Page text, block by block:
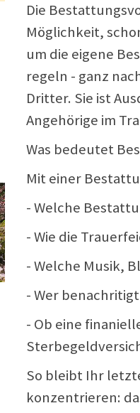
Die
Möglichkeit,
um die eigene
regeln - ganz
Dritter. Sie ist
Angehörige im
Was bedeutet
Mit einer
- Welche
- Wie die
- Welche Musik,
- Wer
- Ob eine
So bleibt Ihr
konzentrieren: